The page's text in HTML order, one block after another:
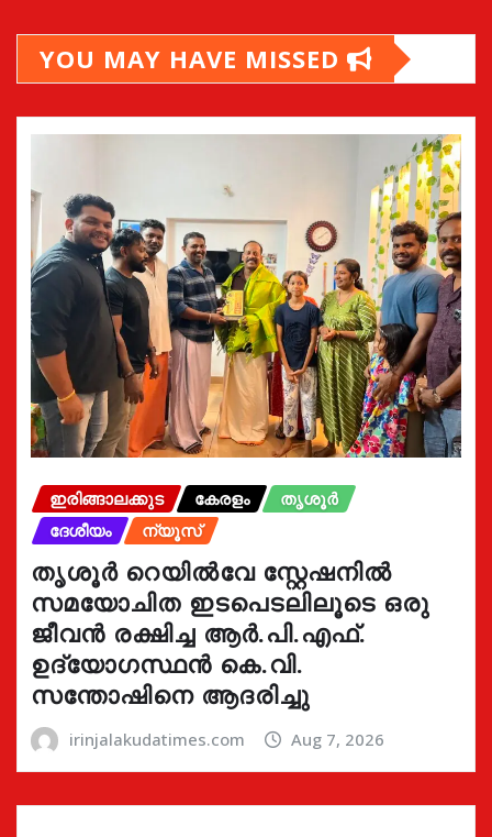
YOU MAY HAVE MISSED
ഇരിങ്ങാലക്കുട കേരളം
തൃശൂർ
ദേശീയം
ന്യൂസ്
തൃശൂർ റെയിൽവേ സ്റ്റേഷനിൽ
സമയോചിത ഇടപെടലിലൂടെ ഒരു
ജീവൻ രക്ഷിച്ച ആർ.പി.എഫ്.
ഉദ്യോഗസ്ഥൻ കെ.വി.
സന്തോഷിനെ ആദരിച്ചു
irinjalakudatimes.com Aug 7, 2026